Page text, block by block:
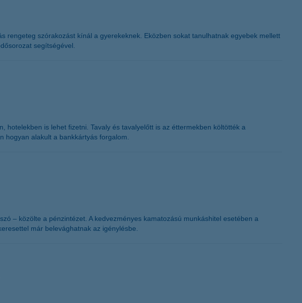
rengeteg szórakozást kínál a gyerekeknek. Eközben sokat tanulhatnak egyebek mellett
segítségével.
hotelekben is lehet fizetni. Tavaly és tavalyelőtt is az éttermekben költötték a
hogyan alakult a bankkártyás forgalom.
– közölte a pénzintézet. A kedvezményes kamatozású munkáshitel esetében a
már belevághatnak az igénylésbe.